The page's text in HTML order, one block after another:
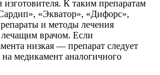
К таким препаратам
«Экватор», «Дифорс»,
и методы лечения
лечащим врачом. Если
низкая — препарат следует
медикамент аналогичного